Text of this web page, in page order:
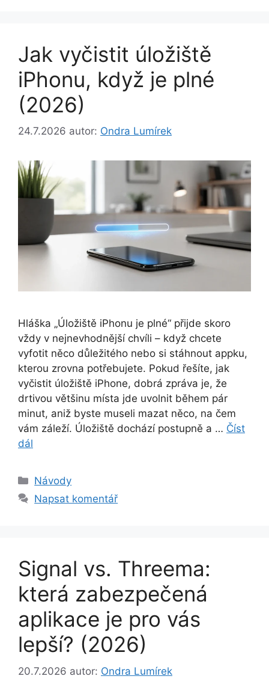
Jak vyčistit úložiště
iPhonu, když je plné
(2026)
24.7.2026 autor: Ondra Lumírek
Hláška „Úložiště iPhonu je plné“ přijde skoro
vždy v nejnevhodnější chvíli – když chcete
vyfotit něco důležitého nebo si stáhnout appku,
kterou zrovna potřebujete. Pokud řešíte, jak
vyčistit úložiště iPhone, dobrá zpráva je, že
drtivou většinu místa jde uvolnit během pár
minut, aniž byste museli mazat něco, na čem
vám záleží. Úložiště dochází postupně a … Číst
dál
Rubriky
Návody
Napsat komentář
Signal vs. Threema:
která zabezpečená
aplikace je pro vás
lepší? (2026)
20.7.2026 autor: Ondra Lumírek